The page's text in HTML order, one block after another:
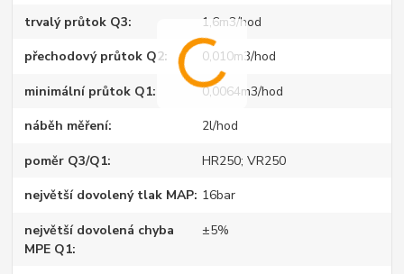
trvalý průtok Q3 1,6m3/hod
přechodový průtok Q2 0,010m3/hod
minimální průtok Q1 0,0064m3/hod
náběh měření 2l/hod
poměr Q3/Q1 HR250; VR250
největší dovolený tlak MAP 16bar
největší dovolená chyba
MPE Q1
±5%